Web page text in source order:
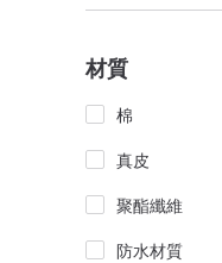
材質
棉
真皮
聚酯纖維
防水材質